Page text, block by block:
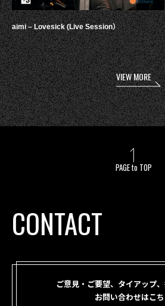
aimi – Lovesick (Live Session）
VIEW MORE
PAGE to TOP
CONTACT
ご意見・ご要望、タイアップ
お問い合わせはこち